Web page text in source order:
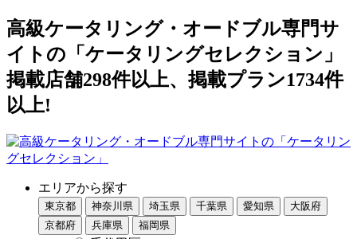
高級ケータリング・オードブル専門サ
イトの「ケータリングセレクション」
掲載店舗298件以上、掲載プラン1734件
以上!
エリアから探す
東京都 神奈川県 埼玉県 千葉県 愛知県
大阪府
京都府
兵庫県 福岡県